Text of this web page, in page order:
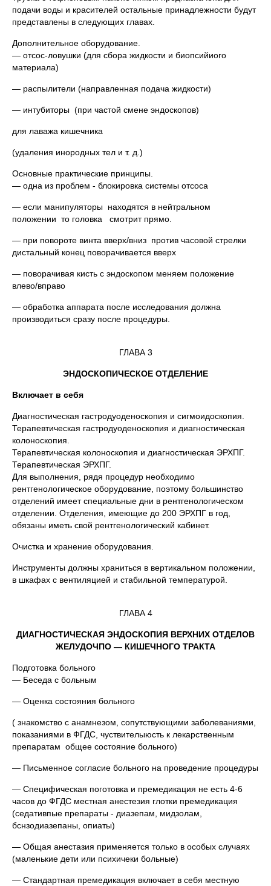
подачи воды и красителей остальные принадлежности будут
представлены в следующих главах.
Дополнительное оборудование.
— отсос-ловушки (для сбора жидкости и биопсийиого
материала)
— распылители (направленная подача жидкости)
— интубиторы (при частой смене эндоскопов)
для лаважа кишечника
(удаления инородных тел и т. д.)
Основные практические принципы.
— одна из проблем - блокировка системы отсоса
— если манипуляторы находятся в нейтральном
положении то головка смотрит прямо.
— при повороте винта вверх/вниз против часовой стрелки
дистальный конец поворачивается вверх
— поворачивая кисть с эндоскопом меняем положение
влево/вправо
— обработка аппарата после исследования должна
производиться сразу после процедуры.
ГЛАВА 3
ЭНДОСКОПИЧЕСКОЕ ОТДЕЛЕНИЕ
Включает в себя
Диагностическая гастродуоденоскопия и сигмоидоскопия.
Терапевтическая гастродуоденоскопия и диагностическая
колоноскопия.
Терапевтическая колоноскопия и диагностическая ЭРХПГ.
Терапевтическая ЭРХПГ.
Для выполнения, рядя процедур необходимо
рентгенологическое оборудование, поэтому большинство
отделений имеет специальные дни в рентгенологическом
отделении. Отделения, имеющие до 200 ЭРХПГ в год,
обязаны иметь свой рентгенологический кабинет.
Очистка и хранение оборудования.
Инструменты должны храниться в вертикальном положении,
в шкафах с вентиляцией и стабильной температурой.
ГЛАВА 4
ДИАГНОСТИЧЕСКАЯ ЭНДОСКОПИЯ ВЕРХНИХ ОТДЕЛОВ
ЖЕЛУДОЧПО — КИШЕЧНОГО ТРАКТА
Подготовка больного
— Беседа с больным
— Оценка состояния больного
( знакомство с анамнезом, сопутствующими заболеваниями,
показаниями в ФГДС, чуствителыюсть к лекарственным
препаратам общее состояние больного)
— Письменное согласие больного на проведение процедуры
— Специфическая поготовка и премедикация не есть 4-6
часов до ФГДС местная анестезия глотки премедикация
(седативпые препараты - диазепам, мидзолам,
бснзодиазепаны, опиаты)
— Общая анестазия применяется только в особых случаях
(маленькие дети или психичеки больные)
— Стандартная премедикация включает в себя местную